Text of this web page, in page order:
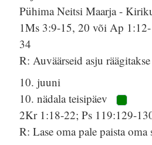
Pühima Neitsi Maarja -
1Ms 3:9-15, 20 või Ap
34
R: Auväärseid asju
10. juuni
10. nädala teisipäev
2Kr 1:18-22; Ps 119:129-
R: Lase oma pale paista oma